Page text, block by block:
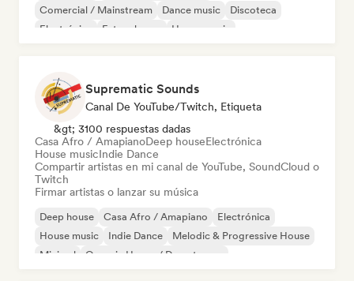
Comercial / Mainstream
Dance music
Discoteca
Electrónica
Future house House music
Suprematic Sounds
Canal De YouTube/Twitch, Etiqueta
&gt; 3100 respuestas dadas
Casa Afro / AmapianoDeep houseElectrónica
House musicIndie Dance
Compartir artistas en mi canal de YouTube, SoundCloud o
Twitch
Firmar artistas o lanzar su música
Deep house Casa Afro / Amapiano
Electrónica
House music
Indie Dance
Melodic & Progressive House
Minimal
Organic House / Downtempo